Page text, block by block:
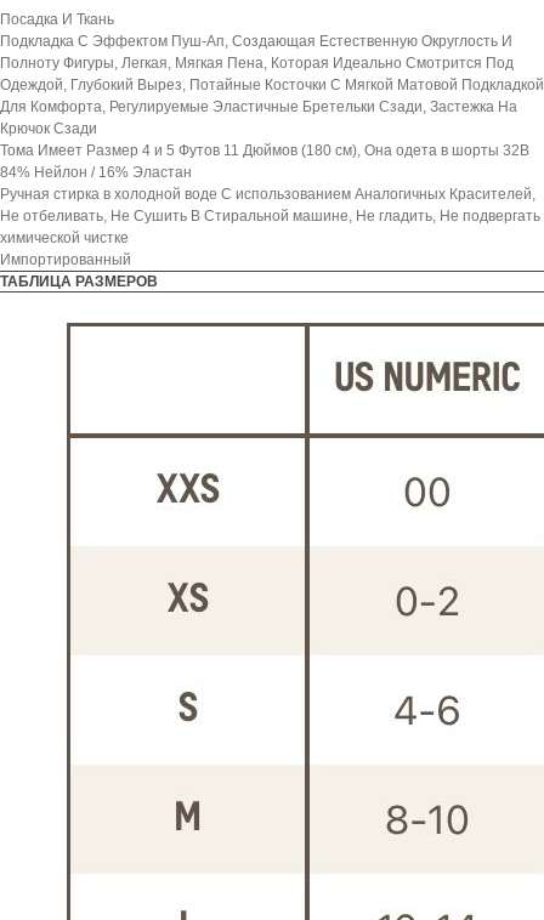
Посадка И Ткань
Подкладка С Эффектом Пуш-Ап, Создающая Естественную Округлость И
Полноту Фигуры, Легкая, Мягкая Пена, Которая Идеально Смотрится Под
Одеждой, Глубокий Вырез, Потайные Косточки С Мягкой Матовой Подкладкой
Для Комфорта, Регулируемые Эластичные Бретельки Сзади, Застежка На
Крючок Сзади
Тома Имеет Размер 4 и 5 Футов 11 Дюймов (180 см), Она одета в шорты 32B
84% Нейлон / 16% Эластан
Ручная стирка в холодной воде С использованием Аналогичных Красителей,
Не отбеливать, Не Сушить В Стиральной машине, Не гладить, Не подвергать
химической чистке
Импортированный
ТАБЛИЦА РАЗМЕРОВ